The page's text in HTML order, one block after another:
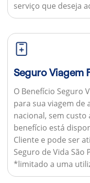
serviço que deseja
Seguro Viagem
O Benefício Seguro
para sua viagem
nacional, sem custo
benefício está
Cliente e pode ser
Seguro de Vida São
*limitado a uma